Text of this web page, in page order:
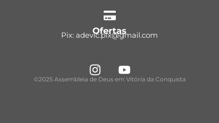
Ofertas
Pix: adevic.pix@gmail.com
©2025 Assembleia de Deus em Vitória da Conquista